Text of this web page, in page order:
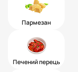
Пармезан
Печений перець